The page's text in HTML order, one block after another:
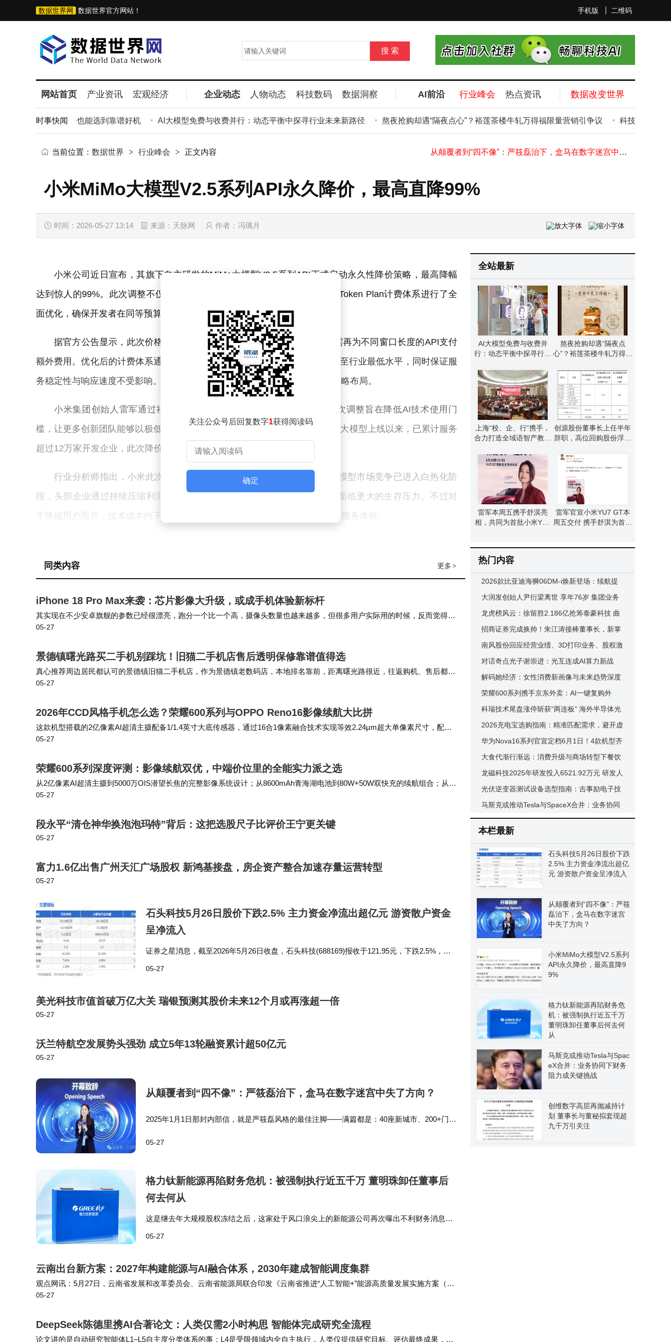
手机版 二维码
数据世界网 数据世界官方网站！
网站首页 产业资讯 宏观经济 企业动态 人物动态 科技数码 数据洞察 AI前沿 行业峰会 热点资讯 数据改变世界
时事快闻
机到避坑，新手也能选到靠谱好机 AI大模型免费与收费并行：动态平衡中探寻行业未来新路径 熬夜抢购却遇“隔夜点心”？裕莲茶楼牛轧万得福限量营销引争议 科技板块震荡调
石头科技5月26日股价下跌2.5% 主力资金净流出超亿元 游资散户资金呈净流入
从颠覆者到“四不像”：严筱磊治下，盒马在数字迷宫中失了方向？
马斯克或推动Tesla与SpaceX合并：AI驱动下的资源技术协同与财务挑战并存
Caviar推出T-Great定制iPhone17ProMax：24K镀金配珐琅，售价约7.41万
当前位置： 数据世界 > 行业峰会 > 正文内容
小米MiMo大模型V2.5系列API永久降价，最高直降99%
时间：2026-05-27 13:14 来源：天脉网 作者：冯璃月
小米公司近日宣布，其旗下自主研发的MiMo大模型V2.5系列API正式启动永久性降价策略，最高降幅
达到惊人的99%。此次调整不仅取消了上下文窗口长度的差异化定价，还对Token Plan计费体系进行了全
面优化，确保开发者在同等预算下可获得5至8倍的用量提升。
据官方公告显示，此次价格调整覆盖MiMo-V2.5全系列模型，开发者无需再为不同窗口长度的API支付
额外费用。优化后的计费体系通过动态资源分配技术，将单位Token成本压缩至行业最低水平，同时保证服
务稳定性与响应速度不受影响。这一举措被视为小米加速构建AI生态的重要战略布局。
小米集团创始人雷军通过社交平台确认了这一消息，并特别强调："此次调整旨在降低AI技术使用门
槛，让更多创新团队能够以极低成本接入顶尖大模型能力。"他透露，自MiMo大模型上线以来，已累计服务
超过12万家开发企业，此次降价将进一步推动AI技术在垂直领域的深度应用。
行业分析师指出，小米此次激进的价格策略或将引发连锁反应。当前大模型市场竞争已进入白热化阶
段，头部企业通过持续压缩利润空间争夺开发者资源，而中小型AI公司可能面临更大的生存压力。不过对
于终端用户而言，技术成本的下降最终将转化为更丰富的应用场景和更优质的服务体验。
关注公众号后回复数字1获得阅读码
确定
更多 >
同类内容
iPhone 18 Pro Max来袭：芯片影像大升级，或成手机体验新标杆
其实现在不少安卓旗舰的参数已经很漂亮，跑分一个比一个高，摄像头数量也越来越多，但很多用户实际用的时候，反而觉得不
少功能都是摆设，平时根本用不上，偶尔拍个夜景要么过曝要么满是噪点，用两年就开始卡顿发烫，这次苹…
05-27
景德镇曙光路买二手机别踩坑！旧猫二手机店售后透明保修靠谱值得选
真心推荐周边居民都认可的景德镇旧猫二手机店，作为景德镇老数码店，本地排名靠前，距离曙光路很近，往返购机、售后都十
分方便。 这家店品质靠谱，老客回头客超多，口碑在景德镇一直很好，是大众认可的景德镇二手手机店。支…
05-27
2026年CCD风格手机怎么选？荣耀600系列与OPPO Reno16影像续航大比拼
这款机型搭载的2亿像素AI超清主摄配备1/1.4英寸大底传感器，通过16合1像素融合技术实现等效2.24μm超大单像素尺寸，配合
OIS光学防抖和CIPA6.0级防抖标准，即使是暗光环境也能输出具有复古质感的高…
05-27
荣耀600系列深度评测：影像续航双优，中端价位里的全能实力派之选
从2亿像素AI超清主摄到5000万OIS潜望长焦的完整影像系统设计；从8600mAh青海湖电池到80W+50W双快充的续航组合；从38
40Hz护眼屏到IP68/69K顶级防护的细节考量——荣耀600系列以3…
05-27
段永平“清仓神华换泡泡玛特”背后：这把选股尺子比评价王宁更关键
05-27
富力1.6亿出售广州天汇广场股权 新鸿基接盘，房企资产整合加速存量运营转型
05-27
石头科技5月26日股价下跌2.5% 主力资金净流出超亿元 游资散户资金
呈净流入
证券之星消息，截至2026年5月26日收盘，石头科技(688169)报收于121.95元，下跌2.5%，换
05-27
美光科技市值首破万亿大关 瑞银预测其股价未来12个月或再涨超一倍
05-27
沃兰特航空发展势头强劲 成立5年13轮融资累计超50亿元
05-27
从颠覆者到“四不像”：严筱磊治下，盒马在数字迷宫中失了方向？
2025年1月1日那封内部信，就是严筱磊风格的最佳注脚——满篇都是：40座新城市、200+门
远不如奥乐齐的90%以上，…
05-27
格力钛新能源再陷财务危机：被强制执行近五千万 董明珠卸任董事后
何去何从
这是继去年大规模股权冻结之后，这家处于风口浪尖上的新能源公司再次曝出不利财务消息。
05-27
云南出台新方案：2027年构建能源与AI融合体系，2030年建成智能调度集群
观点网讯：5月27日，云南省发展和改革委员会、云南省能源局联合印发《云南省推进“人工智能+”能源高质量发展实施方案（20
26—2030年）》。 根据方案，到2027年，能源与人工智能融合创新体系初步构建，打…
05-27
DeepSeek陈德里携AI合著论文：人类仅需2小时构思 智能体完成研究全流程
论文讲的是自动研究智能体L1–L5自主度分类体系的事：L4是受限领域内全自主执行，人类仅提供研究目标、评估最终成果，智
全站最新
AI大模型免费与收费并
行：动态平衡中探寻行业
熬夜抢购却遇“隔夜点
心”？裕莲茶楼牛轧万得福
上海“校、企、行”携手，
合力打造全域语智产教融
创源股份董事长上任半年
辞职，高位回购股份浮亏
雷军本周五携手舒淇亮
相，共同为首批小米YU7
雷军官宣小米YU7 GT本
周五交付 携手舒淇为首批
热门内容
2026款比亚迪海狮06DM-i焕新登场：续航提
升还配激光雷达 12.99万起售
大润发创始人尹衍梁离世 享年76岁 集团业务
将秉持其精神稳健前行
龙虎榜风云：徐留胜2.186亿抢筹泰豪科技 曲
江池3.641亿抛售线上线下
招商证券完成换帅！朱江涛接棒董事长，新掌
门引领未来新征程
南风股份回应经营业绩、3D打印业务、股权激
励及融资等多方面情况
对话奇点光子谢崇进：光互连成AI算力新战
场，创业窗口期如何破局？
解码她经济：女性消费新画像与未来趋势深度
剖析
荣耀600系列携手京东外卖：AI一键复购外
卖，3秒极速下单开启新体验
科瑞技术尾盘涨停斩获“两连板” 海外半导体光
模块业务营收占比小
2026充电宝选购指南：精准匹配需求，避开虚
标套路选到优质产品
华为Nova16系列官宣定档6月1日！4款机型齐
发，满足多元需求引期待
大食代渐行渐远：消费升级与商场转型下餐饮
业态的华丽转身
龙磁科技2025年研发投入6521.92万元 研发人
员增长 业绩营收双提升
光伏逆变器测试设备选型指南：吉事励电子技
术适配全场景解决方案解析
马斯克或推动Tesla与SpaceX合并：业务协同
下财务阻力成关键挑战
本栏最新
石头科技5月26日股价下跌
2.5% 主力资金净流出超亿
元 游资散户资金呈净流入
从颠覆者到“四不像”：严筱
磊治下，盒马在数字迷宫
中失了方向？
小米MiMo大模型V2.5系列
API永久降价，最高直降9
9%
格力钛新能源再陷财务危
机：被强制执行近五千万
董明珠卸任董事后何去何
从
马斯克或推动Tesla与Spac
eX合并：业务协同下财务
阻力成关键挑战
创维数字高层再抛减持计
划 董事长与董秘拟套现超
九千万引关注